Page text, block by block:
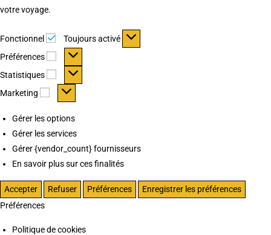
votre voyage.
Fonctionnel Fonctionnel
Toujours activé
Préférences
Préférences
Statistiques Statistiques
Marketing Marketing
Gérer les options
Gérer les services
Gérer {vendor_count} fournisseurs
En savoir plus sur ces finalités
Accepter Refuser Préférences
Enregistrer les préférences
Préférences
Politique de cookies